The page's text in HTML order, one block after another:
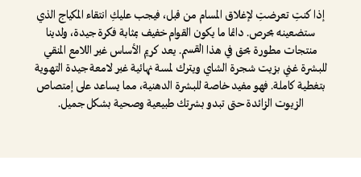
إذا كنتِ تعرضتِ لإغلاق المسام من قبل، فيجب عليكِ انتقاء المكياج الذي
ستضعينه بحرص. دائما ما يكون القوام خفيف بمثابة فكرة جيدة، ولدينا
منتجات مطورة بحق في هذا القسم. يعد كريم الأساس غير اللامع المنقي
للبشرة غني بزيت شجرة الشاي ويترك لمسة نهائية غير لامعة جيدة التهوية
بتغطية كاملة. فهو مفيد خاصة للبشرة الدهنية، مما يساعد على إمتصاص
الزيوت الزائدة حتى تبدو بشرتك طبيعية وصحية بشكل جميل.